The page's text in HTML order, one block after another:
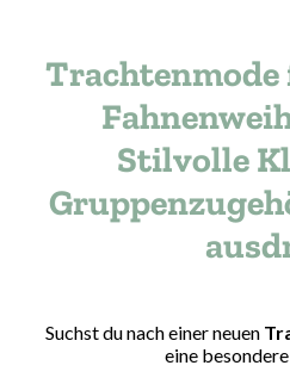
Stilvolle
Suchst du nach einer neuen
eine besondere